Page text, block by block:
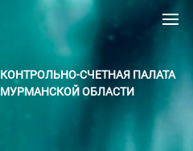
КОНТРОЛЬНО-СЧЕТНАЯ ПАЛАТА
МУРМАНСКОЙ ОБЛАСТИ